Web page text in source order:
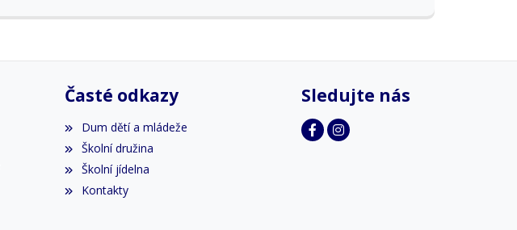
Časté odkazy
Dum dětí a mládeže
Školní družina
Školní jídelna
Kontakty
Sledujte nás